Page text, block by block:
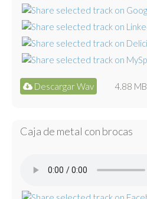
Descargar Wav 4.88 MB
Caja de metal con brocas